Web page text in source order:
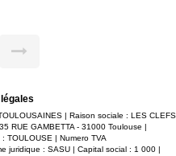
en RDC de 16m² avec salle
| Raison sociale : LES CLEFS
RUE GAMBETTA - 31000 Toulouse |
TOULOUSE | Numero TVA
juridique : SASU | Capital social : 1 000 |